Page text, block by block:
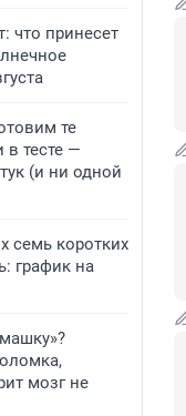
что принесет
те
тесте —
(и ни одной
семь коротких
график на
мозг не